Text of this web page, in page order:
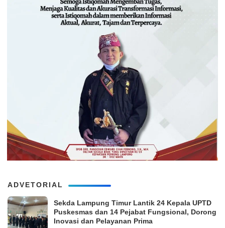
ADVETORIAL
‎Sekda Lampung Timur Lantik 24 Kepala UPTD
Puskesmas dan 14 Pejabat Fungsional, Dorong
Inovasi dan Pelayanan Prima